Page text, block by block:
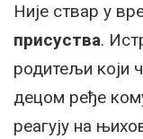
Није ствар у
присуства.
родитељи који
децом ређе
реагују на